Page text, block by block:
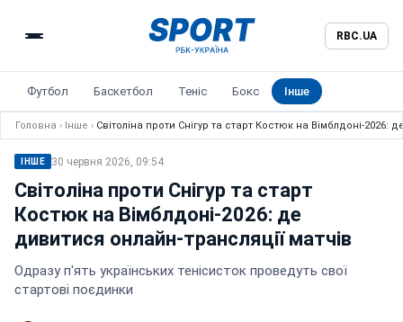
RBC.UA
Футбол Баскетбол Теніс Бокс Інше
Головна › Інше › Світоліна проти Снігур та старт Костюк на Вімблдоні-2026:
ІНШЕ 30 червня 2026, 09:54
Світоліна проти Снігур та старт
Костюк на Вімблдоні-2026: де
дивитися онлайн-трансляції матчів
Одразу п'ять українських тенісисток проведуть свої
стартові поєдинки